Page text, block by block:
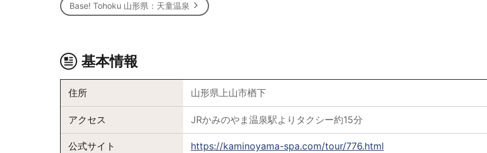
Base! Tohoku 山形県：天童温泉
基本情報
住所 山形県上山市楢下
アクセス JRかみのやま温泉駅よりタクシー約15分
公式サイト https://kaminoyama-spa.com/tour/776.html